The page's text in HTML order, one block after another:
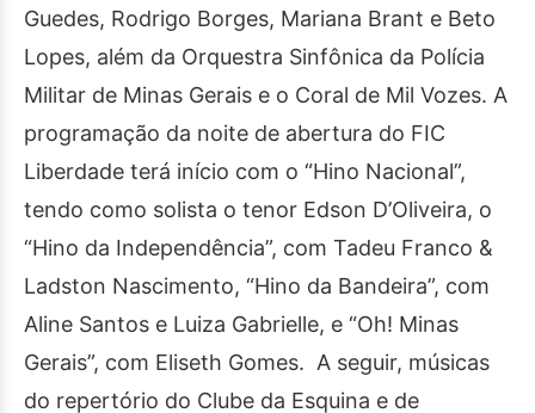
Guedes, Rodrigo Borges, Mariana Brant e Beto
Lopes, além da Orquestra Sinfônica da Polícia
Militar de Minas Gerais e o Coral de Mil Vozes. A
programação da noite de abertura do FIC
Liberdade terá início com o “Hino Nacional”,
tendo como solista o tenor Edson D’Oliveira, o
“Hino da Independência”, com Tadeu Franco &
Ladston Nascimento, “Hino da Bandeira”, com
Aline Santos e Luiza Gabrielle, e “Oh! Minas
Gerais”, com Eliseth Gomes. A seguir, músicas
do repertório do Clube da Esquina e de